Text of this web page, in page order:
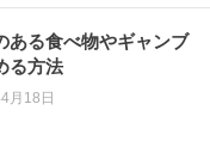
ある食べ物やギャンブ
る方法
月18日